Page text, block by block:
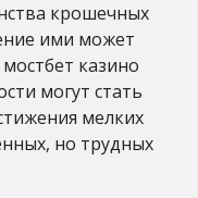
крошечных
ими может
казино
могут стать
мелких
но трудных